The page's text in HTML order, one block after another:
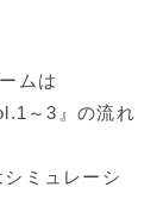
ムは
～3』の流れ
ミュレーシ